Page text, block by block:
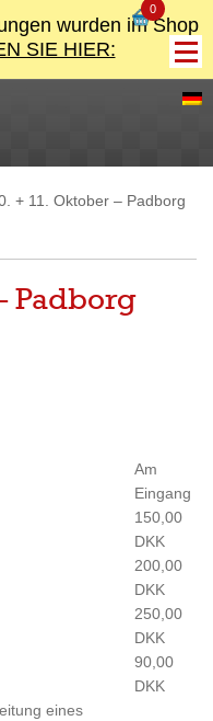
wurden im Shop
SIE HIER:
+ 11. Oktober – Padborg
Padborg
Am
Eingang
150,00
DKK
200,00
DKK
250,00
DKK
90,00
DKK
eines
0